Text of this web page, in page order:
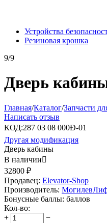
Устройства
Резиновая крошка
9/9
Дверь
Главная/Каталог/Запчасти
Написать отзыв
КОД:287 03 08 000Ð-01
Другая модификация
Дверь кабины
В наличии
32800 ₽
Продавец: Elevator-Shop
Производитель:
Бонусные баллы: баллов
Кол-во:
+
−